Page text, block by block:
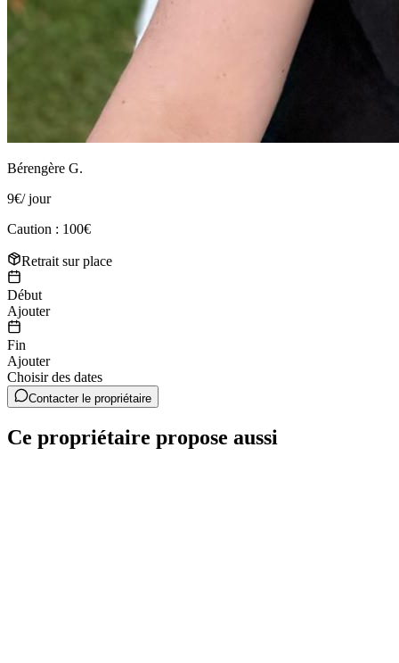
Bérengère G.
9€/ jour
Caution : 100€
Retrait sur place
Début
Ajouter
Fin
Ajouter
Choisir des dates
Contacter le propriétaire
Ce propriétaire propose aussi